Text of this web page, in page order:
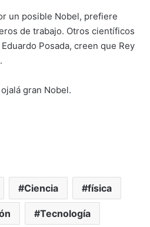
un posible Nobel, prefiere
de trabajo. Otros científicos
Posada, creen que Rey
gran Nobel.
Ciencia física
Tecnología